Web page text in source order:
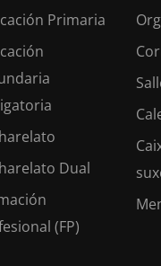
Primaria
Dual
(FP)
futuroo noso